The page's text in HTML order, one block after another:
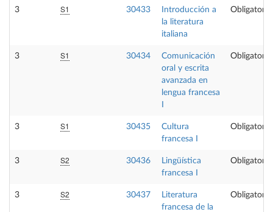
3 S1 30433
Introducción a
la literatura
italiana
Obligatoria
3 S1 30434
Comunicación
oral y escrita
avanzada en
lengua francesa
Obligatoria
3 S1 30435
Cultura
francesa I
Obligatoria
3 S2 30436
Lingüística
francesa I
Obligatoria
3 S2 30437
Literatura
francesa de la
Obligatoria